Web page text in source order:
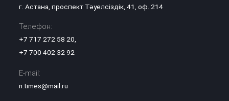
г. Астана, проспект Тәуелсіздік, 41, оф. 214
Телефон:
+7 717 272 58 20
+7 700 402 32 92
E-mail:
n.times@mail.ru